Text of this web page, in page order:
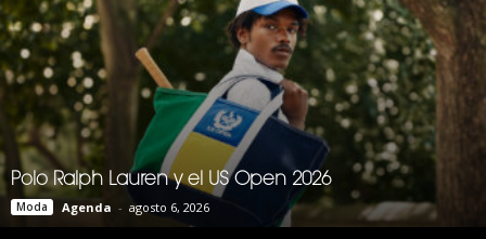
Polo Ralph Lauren y el US Open 2026
Moda Agenda - agosto 6, 2026